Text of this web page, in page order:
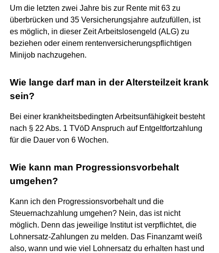
Um die letzten zwei Jahre bis zur Rente mit 63 zu
überbrücken und 35 Versicherungsjahre aufzufüllen, ist
es möglich, in dieser Zeit Arbeitslosengeld (ALG) zu
beziehen oder einem rentenversicherungspflichtigen
Minijob nachzugehen.
Wie lange darf man in der Altersteilzeit krank
sein?
Bei einer krankheitsbedingten Arbeitsunfähigkeit besteht
nach § 22 Abs. 1 TVöD Anspruch auf Entgeltfortzahlung
für die Dauer von 6 Wochen.
Wie kann man Progressionsvorbehalt
umgehen?
Kann ich den Progressionsvorbehalt und die
Steuernachzahlung umgehen? Nein, das ist nicht
möglich. Denn das jeweilige Institut ist verpflichtet, die
Lohnersatz-Zahlungen zu melden. Das Finanzamt weiß
also, wann und wie viel Lohnersatz du erhalten hast und